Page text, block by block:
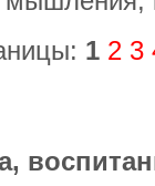
1 2 3